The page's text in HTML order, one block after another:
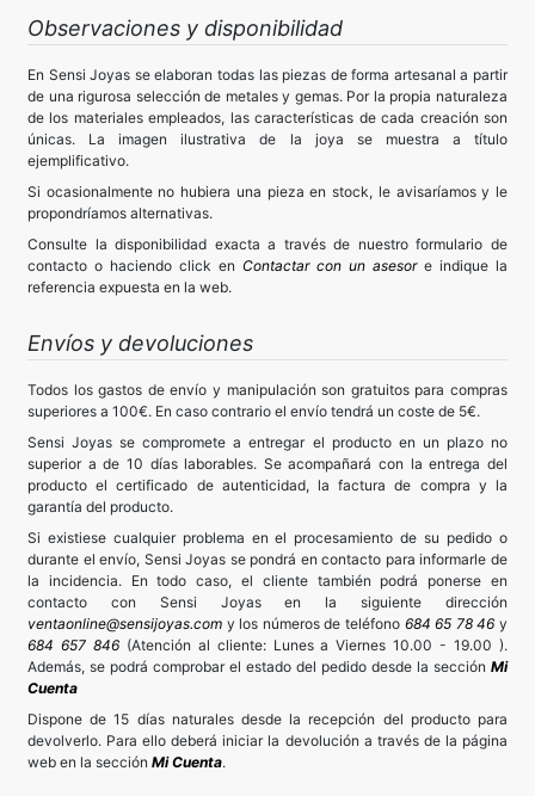
Observaciones y disponibilidad
En Sensi Joyas se elaboran todas las piezas de forma artesanal a partir
de una rigurosa selección de metales y gemas. Por la propia naturaleza
de los materiales empleados, las características de cada creación son
únicas. La imagen ilustrativa de la joya se muestra a título
ejemplificativo.
Si ocasionalmente no hubiera una pieza en stock, le avisaríamos y le
propondríamos alternativas.
Consulte la disponibilidad exacta a través de nuestro formulario de
contacto o haciendo click en Contactar con un asesor e indique la
referencia expuesta en la web.
Envíos y devoluciones
Todos los gastos de envío y manipulación son gratuitos para compras
superiores a 100€. En caso contrario el envío tendrá un coste de 5€.
Sensi Joyas se compromete a entregar el producto en un plazo no
superior a de 10 días laborables. Se acompañará con la entrega del
producto el certificado de autenticidad, la factura de compra y la
garantía del producto.
Si existiese cualquier problema en el procesamiento de su pedido o
durante el envío, Sensi Joyas se pondrá en contacto para informarle de
la incidencia. En todo caso, el cliente también podrá ponerse en
contacto con Sensi Joyas en la siguiente dirección
ventaonline@sensijoyas.com y los números de teléfono 684 65 78 46 y
684 657 846(Atención al cliente: Lunes a Viernes 10.00 - 19.00 ).
Además, se podrá comprobar el estado del pedido desde la sección Mi
Cuenta
Dispone de 15 días naturales desde la recepción del producto para
devolverlo. Para ello deberá iniciar la devolución a través de la página
web en la sección Mi Cuenta.